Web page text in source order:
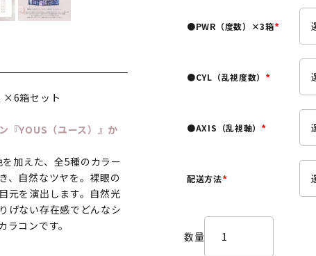
)
●PWR（度数）×3箱
●CYL（乱視度数）
)
●AXIS（乱視軸）
配送方法
須
×6箱セット
『YOUS（ユース）』か
加えた、全5種のカラー
、自然なツヤを。裸眼の
元を演出します。自然光
げない存在感でどんなシ
コンです。